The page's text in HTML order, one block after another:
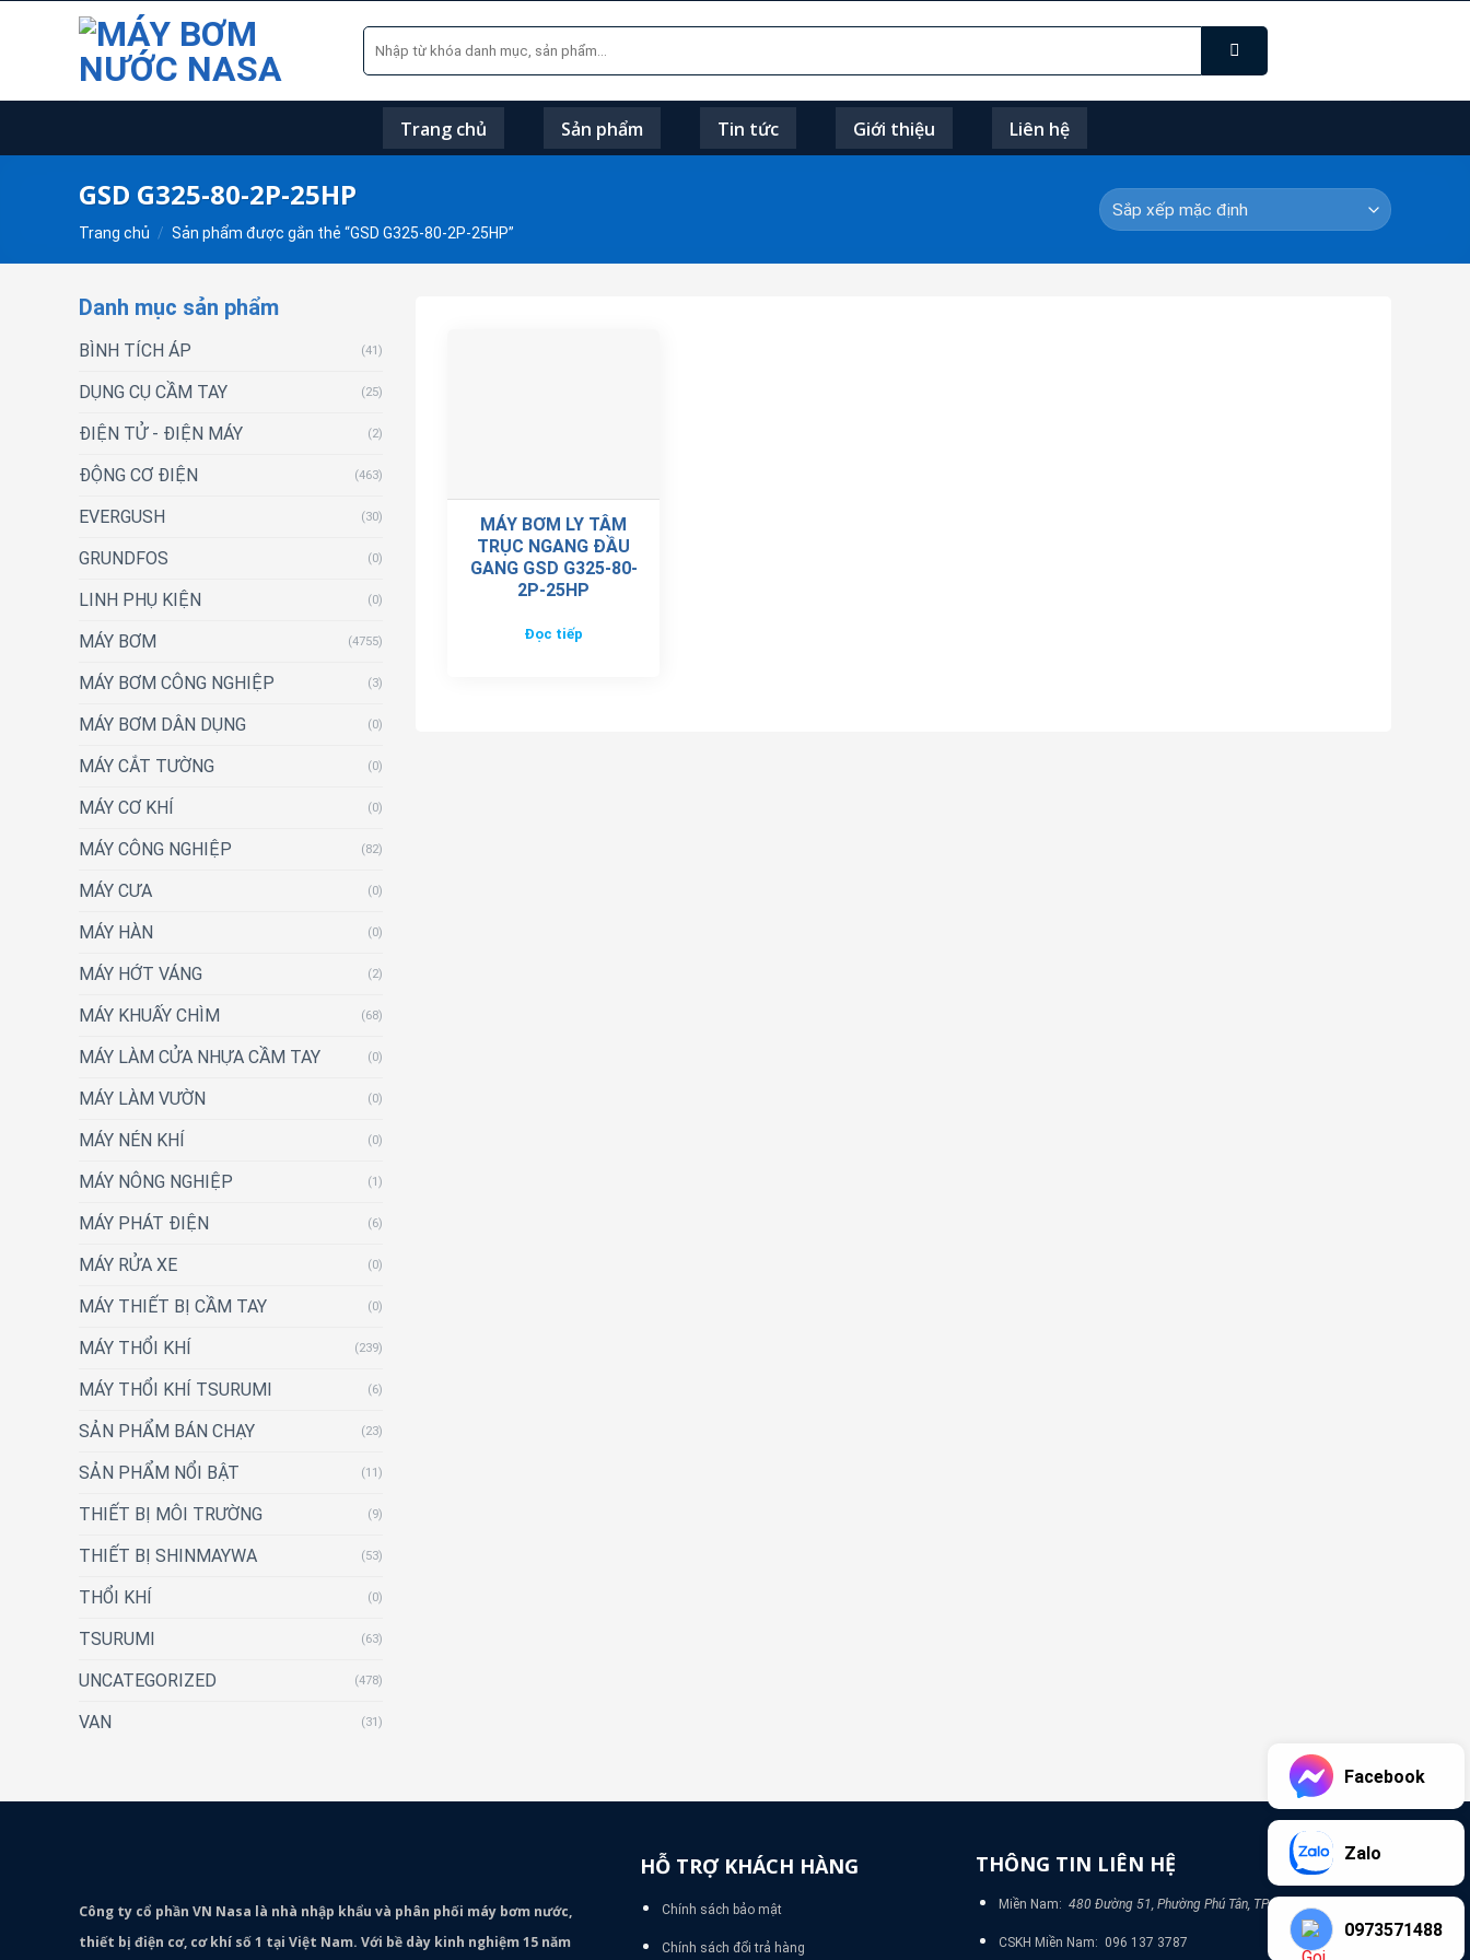
Tìm
kiếm:
Trang chủ Sản phẩm Tin tức Giới thiệu Liên hệ
GSD G325-80-2P-25HP
Trang chủ / Sản phẩm được gắn thẻ “GSD G325-80-2P-25HP”
Danh mục sản phẩm
BÌNH TÍCH ÁP (41)
DỤNG CỤ CẦM TAY (25)
ĐIỆN TỬ - ĐIỆN MÁY (2)
ĐỘNG CƠ ĐIỆN (463)
EVERGUSH (30)
GRUNDFOS (0)
LINH PHỤ KIỆN (0)
MÁY BƠM (4755)
MÁY BƠM CÔNG NGHIỆP (3)
MÁY BƠM DÂN DỤNG (0)
MÁY CẮT TƯỜNG (0)
MÁY CƠ KHÍ (0)
MÁY CÔNG NGHIỆP (82)
MÁY CƯA (0)
MÁY HÀN (0)
MÁY HỚT VÁNG (2)
MÁY KHUẤY CHÌM (68)
MÁY LÀM CỬA NHỰA CẦM TAY (0)
MÁY LÀM VƯỜN (0)
MÁY NÉN KHÍ (0)
MÁY NÔNG NGHIỆP (1)
MÁY PHÁT ĐIỆN (6)
MÁY RỬA XE (0)
MÁY THIẾT BỊ CẦM TAY (0)
MÁY THỔI KHÍ (239)
MÁY THỔI KHÍ TSURUMI (6)
SẢN PHẨM BÁN CHẠY (23)
SẢN PHẨM NỔI BẬT (11)
THIẾT BỊ MÔI TRƯỜNG (9)
THIẾT BỊ SHINMAYWA (53)
THỔI KHÍ (0)
TSURUMI (63)
UNCATEGORIZED (478)
VAN (31)
MÁY BƠM LY TÂM
TRỤC NGANG ĐẦU
GANG GSD G325-80-
2P-25HP
Đọc tiếp
Công ty cổ phần VN Nasa là nhà nhập khẩu và phân phối máy bơm nước,
thiết bị điện cơ, cơ khí số 1 tại Việt Nam. Với bề dày kinh nghiệm 15 năm
HỖ TRỢ KHÁCH HÀNG
Chính sách bảo mật
Chính sách đổi trả hàng
THÔNG TIN LIÊN HỆ
Miền Nam: 480 Đường 51, Phường Phú Tân, TP Bình Dương
CSKH Miền Nam: 096 137 3787
Facebook
Zalo
0973571488